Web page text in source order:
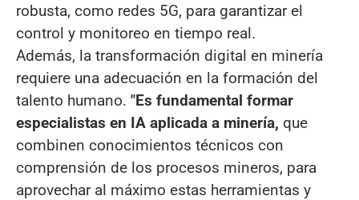
robusta, como redes 5G, para garantizar el
control y monitoreo en tiempo real.
Además, la transformación digital en minería
requiere una adecuación en la formación del
talento humano. "Es fundamental formar
especialistas en IA aplicada a minería, que
combinen conocimientos técnicos con
comprensión de los procesos mineros, para
aprovechar al máximo estas herramientas y